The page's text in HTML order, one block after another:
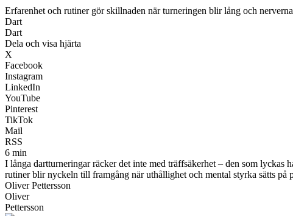
Erfarenhet och rutiner gör skillnaden när turneringen blir lång och
Dart
Dart
Dela och visa hjärta
X
Facebook
Instagram
LinkedIn
YouTube
Pinterest
TikTok
Mail
RSS
6 min
I långa dartturneringar räcker det inte med träffsäkerhet – den som lyckas
rutiner blir nyckeln till framgång när uthållighet och mental styrka sätts på
Oliver Pettersson
Oliver
Pettersson